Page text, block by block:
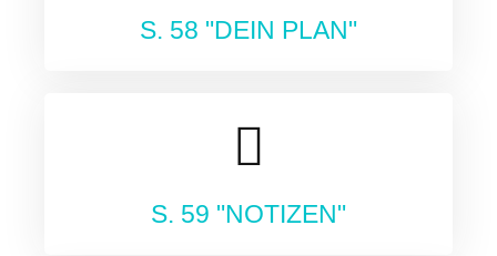
S. 58 "DEIN PLAN"
S. 59 "NOTIZEN"